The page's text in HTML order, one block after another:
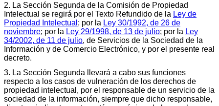
2. La Sección Segunda de la Comisión de Propiedad
Intelectual se regirá por el Texto Refundido de la Ley de
Propiedad Intelectual ; por la Ley 30/1992, de 26 de
noviembre; por la Ley 29/1998, de 13 de julio; por la Ley
34/2002, de 11 de julio, de Servicios de la Sociedad de la
Información y de Comercio Electrónico, y por el presente real
decreto.
3. La Sección Segunda llevará a cabo sus funciones
respecto a los casos de vulneración de los derechos de
propiedad intelectual, por el responsable de un servicio de la
sociedad de la información, siempre que dicho responsable,